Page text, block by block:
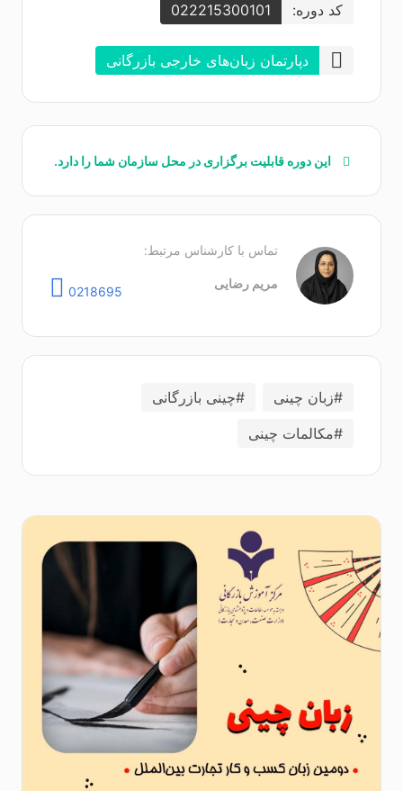
کد دوره: 022215300101
دپارتمان زبان‌های خارجی بازرگانی
این دوره قابلیت برگزاری در محل سازمان‌ شما را دارد.
تماس با کارشناس مرتبط:
مریم رضایی
0218695
#زبان چینی
#چینی بازرگانی
#مکالمات چینی